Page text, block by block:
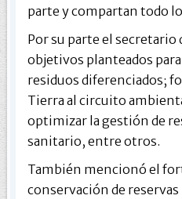
parte y compartan todo
Por su parte el
objetivos planteados
residuos diferenciados;
Tierra al circuito
optimizar la gestión de
sanitario, entre otros.
También mencionó el
conservación de